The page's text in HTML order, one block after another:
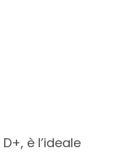
D+, è l’ideale